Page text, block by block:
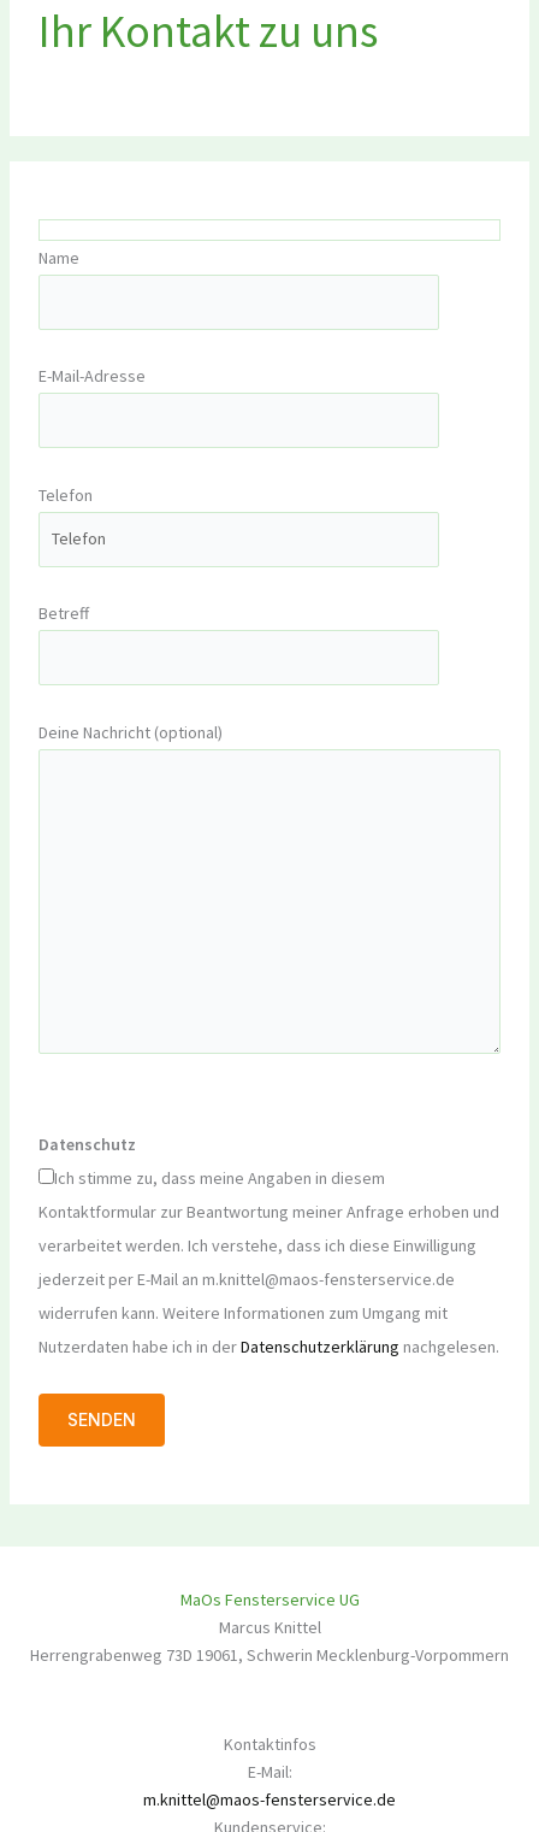
Ihr Kontakt zu uns
Name
E-Mail-Adresse
Telefon
Betreff
Deine Nachricht (optional)
Datenschutz
Ich stimme zu, dass meine Angaben in diesem
Kontaktformular zur Beantwortung meiner Anfrage erhoben und
verarbeitet werden. Ich verstehe, dass ich diese Einwilligung
jederzeit per E-Mail an m.knittel@maos-fensterservice.de
widerrufen kann. Weitere Informationen zum Umgang mit
Nutzerdaten habe ich in derDatenschutzerklärung nachgelesen.
MaOs Fensterservice UG
Marcus Knittel
Herrengrabenweg 73D 19061, Schwerin Mecklenburg-Vorpommern
Kontaktinfos
E-Mail:
m.knittel@maos-fensterservice.de
Kundenservice: